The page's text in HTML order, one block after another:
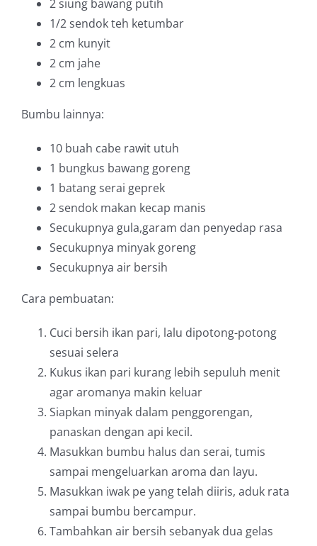
2 siung bawang putih
1/2 sendok teh ketumbar
2 cm kunyit
2 cm jahe
2 cm lengkuas
Bumbu lainnya:
10 buah cabe rawit utuh
1 bungkus bawang goreng
1 batangserai geprek
2 sendok makan kecap manis
Secukupnya gula,garam dan penyedap rasa
Secukupnya minyak goreng
Secukupnya air bersih
Cara pembuatan:
Cuci bersih ikan pari, lalu dipotong-potong
sesuai selera
Kukus ikan pari kurang lebih sepuluh menit
agar aromanya makin keluar
Siapkan minyak dalam penggorengan,
panaskan dengan api kecil.
Masukkan bumbu halus dan serai, tumis
sampai mengeluarkan aroma dan layu.
Masukkan iwak pe yang telah diiris, aduk rata
sampai bumbu bercampur.
Tambahkan air bersih sebanyak dua gelas